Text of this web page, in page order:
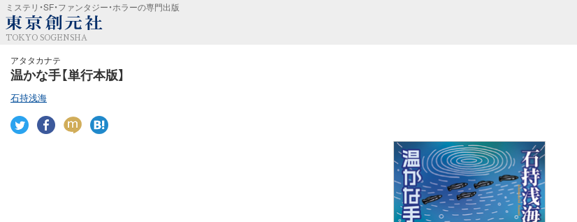
ミステリ・SF・ファンタジー・ホラーの専門出版
TOKYO SOGENSHA
アタタカナテ
温かな手【単行本版】
石持浅海